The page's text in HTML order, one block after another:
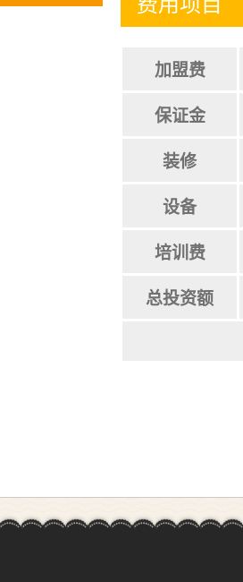
加盟费
保证金
装修
设备
培训费
总投资额